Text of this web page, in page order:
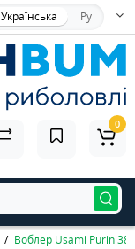
Українська Ру
0
Воблер Usami Purin